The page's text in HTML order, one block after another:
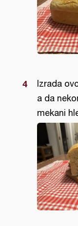
Izrada
a da
mekani